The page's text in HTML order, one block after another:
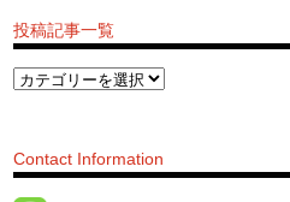
投稿記事一覧
Contact Information